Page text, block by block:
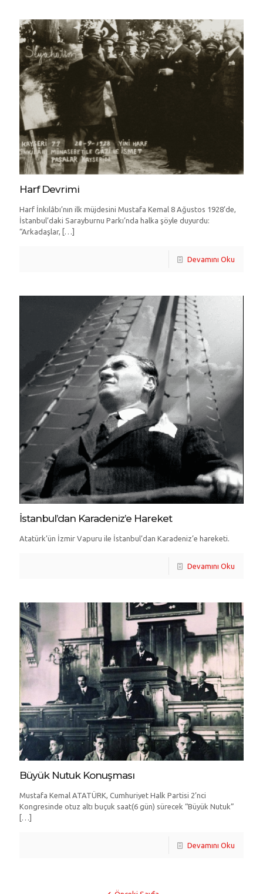
Harf Devrimi
Harf İnkılâbı’nın ilk müjdesini Mustafa Kemal 8 Ağustos 1928’de,
İstanbul’daki Sarayburnu Parkı’nda halka şöyle duyurdu:
“Arkadaşlar, […]
Devamını Oku
İstanbul’dan Karadeniz’e Hareket
Atatürk’ün İzmir Vapuru ile İstanbul’dan Karadeniz’e hareketi.
Devamını Oku
Büyük Nutuk Konuşması
Mustafa Kemal ATATÜRK, Cumhuriyet Halk Partisi 2’nci
Kongresinde otuz altı buçuk saat(6 gün) sürecek “Büyük Nutuk”
[…]
Devamını Oku